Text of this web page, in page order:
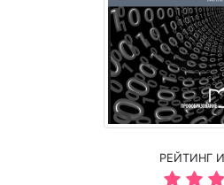
РЕЙТИНГ